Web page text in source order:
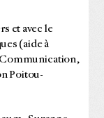
et avec le
(aide à
Poitou-